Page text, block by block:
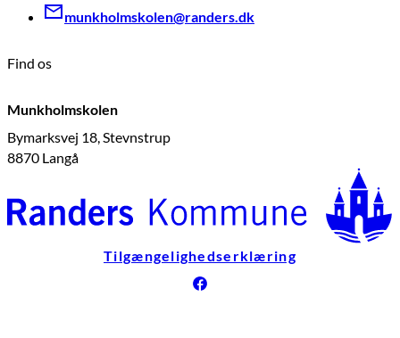
munkholmskolen@randers.dk
Find os
Munkholmskolen
Bymarksvej 18, Stevnstrup
8870 Langå
Tilgængelighedserklæring